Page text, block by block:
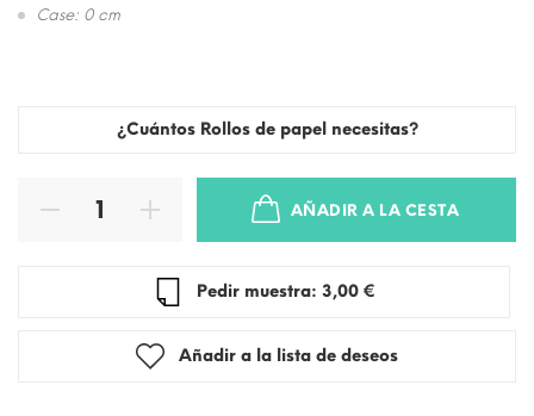
Case: 0 cm
¿Cuántos Rollos de papel necesitas?
AÑADIR A LA CESTA
Pedir muestra: 3,00 €
Añadir a la lista de deseos